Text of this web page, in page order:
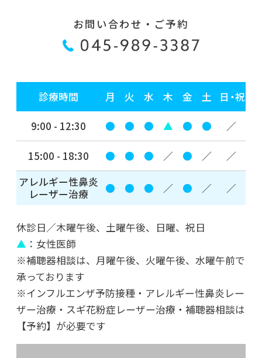
お問い合わせ・ご予約
診療時間 月 火 水 木 金 土 日・祝
9:00 - 12:30 ● ● ● ▲ ● ● ／
15:00 - 18:30 ● ● ● ／ ● ／
／
アレルギー性鼻炎
レーザー治療
● ● ● ／ ● ／ ／
休診日／木曜午後、土曜午後、日曜、祝日
▲ ：女性医師
※補聴器相談は、月曜午後、火曜午後、水曜午前で
承っております
※インフルエンザ予防接種・アレルギー性鼻炎レー
ザー治療・スギ花粉症レーザー治療・補聴器相談は
【予約】が必要です